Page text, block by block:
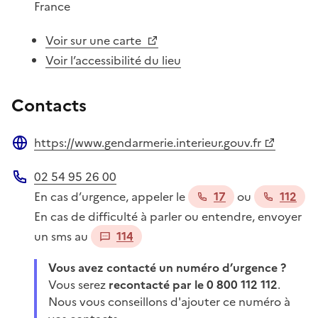
France
Voir sur une carte
Voir l’accessibilité du lieu
Contacts
https://www.gendarmerie.interieur.gouv.fr
Téléphone
02 54 95 26 00
En cas d’urgence, appeler le
17 ou
112
En cas de difficulté à parler ou entendre, envoyer
un sms au
114
Vous avez contacté un numéro d’urgence ?
Vous serez recontacté par le 0 800 112 112.
Nous vous conseillons d'ajouter ce numéro à